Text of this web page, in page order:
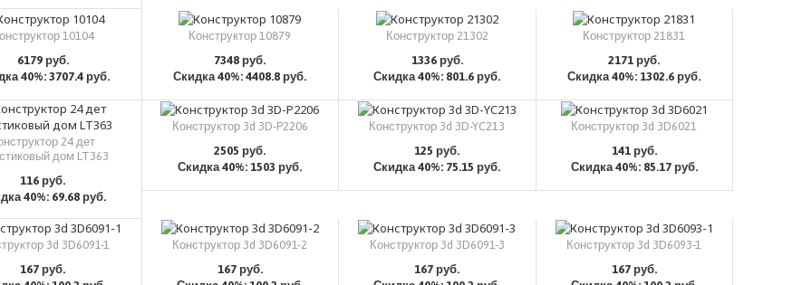
10104
6179 руб.
40%: 3707.4 руб.
КУПИТЬ
Конструктор 10879
7348 руб.
Скидка 40%: 4408.8 руб.
КУПИТЬ
Конструктор 21302
1336 руб.
Скидка 40%: 801.6 руб.
КУПИТЬ
Конструктор 21831
2171 руб.
Скидка 40%: 1302.6 руб.
КУПИТЬ
24 дет
дом LT363
116 руб.
40%: 69.68 руб.
КУПИТЬ
Конструктор 3d 3D-P2206
2505 руб.
Скидка 40%: 1503 руб.
КУПИТЬ
Конструктор 3d 3D-YC213
125 руб.
Скидка 40%: 75.15 руб.
КУПИТЬ
Конструктор 3d 3D6021
141 руб.
Скидка 40%: 85.17 руб.
КУПИТЬ
3d 3D6091-1
167 руб.
Конструктор 3d 3D6091-2
167 руб.
Конструктор 3d 3D6091-3
167 руб.
Конструктор 3d 3D6093-1
167 руб.